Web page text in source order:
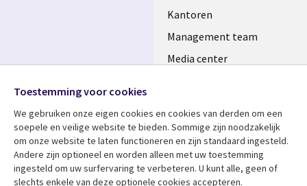
Kantoren
Management team
Media center
Bekijk meer Support
Media
NETHERLANDS
Toestemming voor cookies
We gebruiken onze eigen cookies en cookies van derden om een ​​
soepele en veilige website te bieden. Sommige zijn noodzakelijk
om onze website te laten functioneren en zijn standaard ingesteld.
Andere zijn optioneel en worden alleen met uw toestemming
ingesteld om uw surfervaring te verbeteren. U kunt alle, geen of
slechts enkele van deze optionele cookies accepteren.